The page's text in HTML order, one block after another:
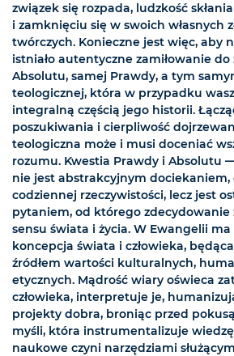
związek się rozpada, ludzkość
i zamknięciu się w swoich własnych
twórczych. Konieczne jest więc, aby
istniało autentyczne zamiłowanie
Absolutu, samej Prawdy, a tym
teologicznej, która w przypadku
integralną częścią jego historii.
poszukiwania i cierpliwość
teologiczna może i musi doceniać
rozumu. Kwestia Prawdy i Absolutu
nie jest abstrakcyjnym
codziennej rzeczywistości, lecz jest
pytaniem, od którego zdecydowanie
sensu świata i życia. W Ewangelii
koncepcja świata i człowieka,
źródłem wartości kulturalnych,
etycznych. Mądrość wiary oświeca
człowieka, interpretuje je,
projekty dobra, broniąc przed
myśli, która instrumentalizuje
naukowe czyni narzędziami